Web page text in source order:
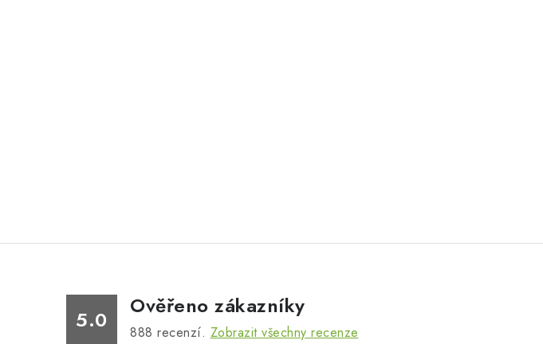
5.0
Ověřeno zákazníky
888 recenzí. Zobrazit všechny recenze